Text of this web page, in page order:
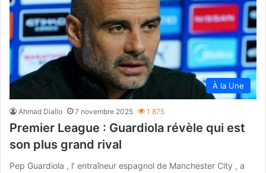
À la Une
Ahmad Diallo 7 novembre 2025 1 875
Premier League : Guardiola révèle qui est
son plus grand rival
Pep Guardiola , l’ entraîneur espagnol de Manchester City , a